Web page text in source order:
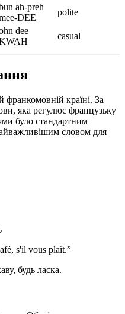
ah-preh
DEE
polite
dee
casual
країні. За
яка регулює французьку
було стандартним
словом для
s'il vous plaît.”
будь ласка.